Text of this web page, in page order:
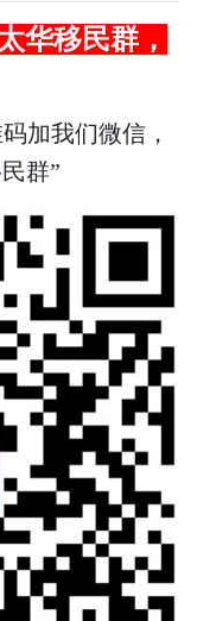
华移民群，
加我们微信，
群”